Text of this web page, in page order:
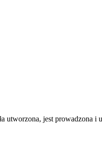
utworzona, jest prowadzona i